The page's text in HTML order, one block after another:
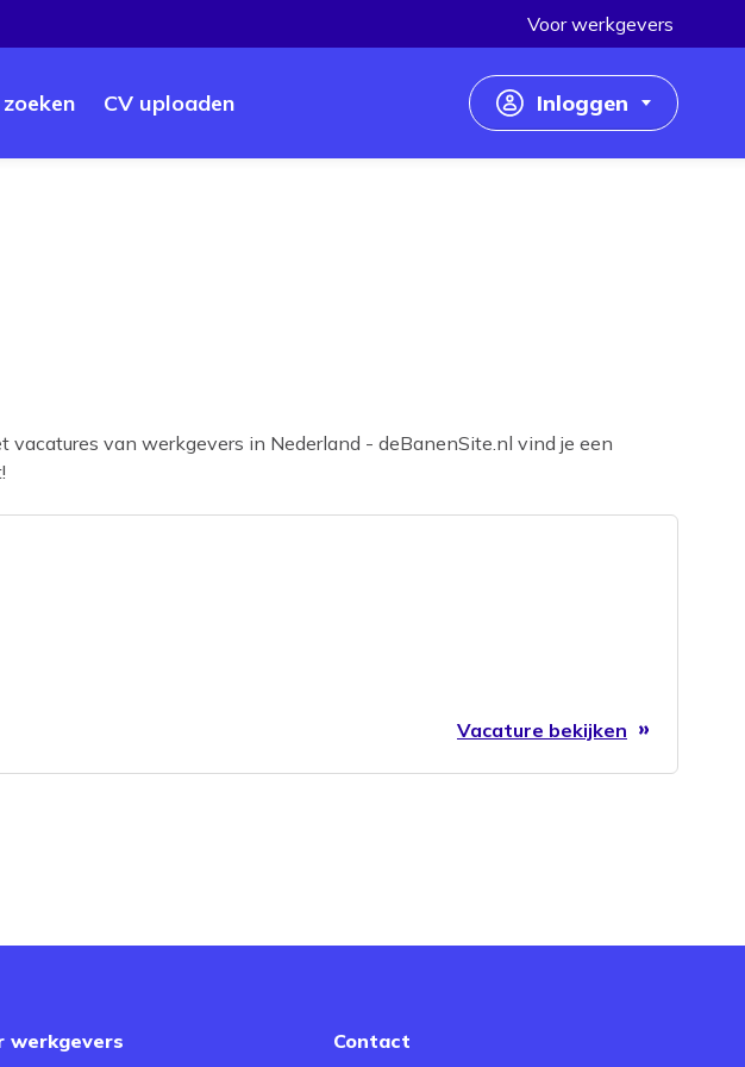
CV uploaden
Voor werkgevers
Inloggen
vacatures van werkgevers in Nederland - deBanenSite.nl vind je een
Vacature bekijken
werkgevers Contact